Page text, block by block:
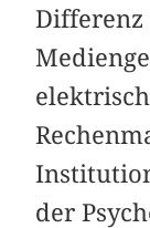
Differenz
der